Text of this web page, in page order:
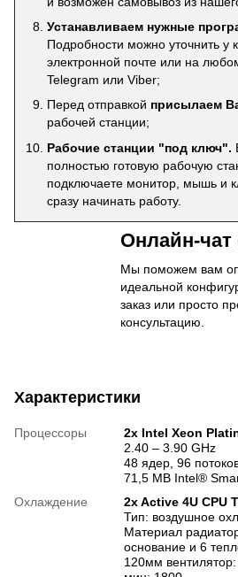
Устанавливаем нужные
Подробности можно уточнить у
электронной почте или на
Telegram или Viber;
Перед отправкой присылаем
рабочей станции;
Рабочие станции "под ключ".
полностью готовую рабочую
подключаете монитор, мышь и
сразу начинать работу.
Онлайн-чат
Мы поможем вам
идеальной
заказ или просто
консультацию.
Характеристики
Процессоры
2х Intel Xeon
2.40 – 3.90 GHz
48 ядер, 96
71,5 MB Intel®
Охлаждение
2x Active 4U CPU
Тип: воздушное
Материал
основание и 6
120мм